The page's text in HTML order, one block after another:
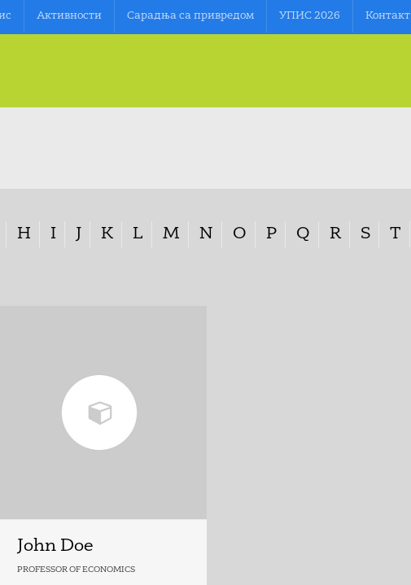
Aктивности Сарадња са привредом УПИС 2026 Контакт
H I J K L M N O P Q R S T
John Doe
PROFESSOR OF ECONOMICS